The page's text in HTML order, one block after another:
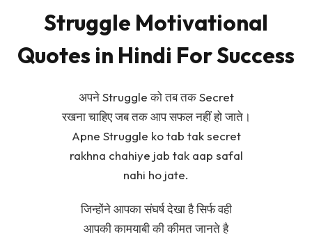
Struggle Motivational
Quotes in Hindi For Success
अपने Struggle को तब तक Secret
रखना चाहिए जब तक आप सफल नहीं हो जाते।
Apne Struggle ko tab tak secret
rakhna chahiye jab tak aap safal
nahi ho jate.
जिन्होंने आपका संघर्ष देखा है सिर्फ वही
आपकी कामयाबी की कीमत जानते है